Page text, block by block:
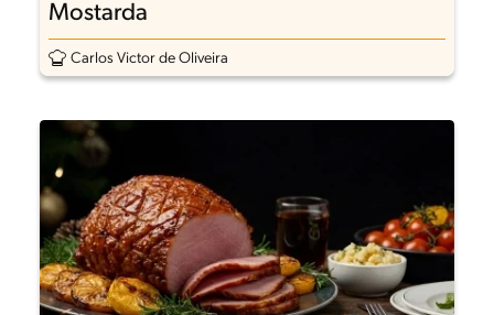
Mostarda
Carlos Victor de Oliveira